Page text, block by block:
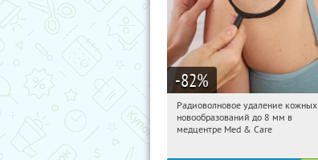
-82%
07:21:46 Получили:
Тверская
Радиоволновое удаление кожных
новообразований до 8 мм в
медцентре Med & Care